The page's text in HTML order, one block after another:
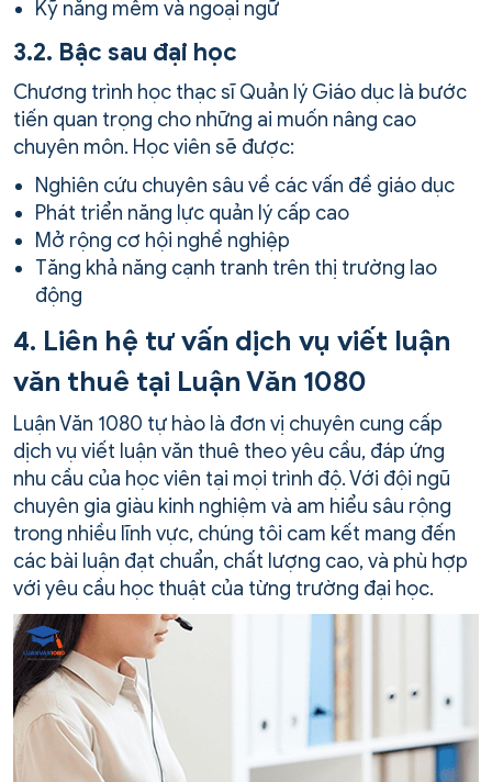
Kỹ năng mềm và ngoại ngữ
3.2. Bậc sau đại học
Chương trình học thạc sĩ Quản lý Giáo dục là bước
tiến quan trọng cho những ai muốn nâng cao
chuyên môn. Học viên sẽ được:
Nghiên cứu chuyên sâu về các vấn đề giáo dục
Phát triển năng lực quản lý cấp cao
Mở rộng cơ hội nghề nghiệp
Tăng khả năng cạnh tranh trên thị trường lao
động
4. Liên hệ tư vấn dịch vụ viết luận
văn thuê tại Luận Văn 1080
Luận Văn 1080 tự hào là đơn vị chuyên cung cấp
dịch vụ viết luận văn thuê theo yêu cầu, đáp ứng
nhu cầu của học viên tại mọi trình độ. Với đội ngũ
chuyên gia giàu kinh nghiệm và am hiểu sâu rộng
trong nhiều lĩnh vực, chúng tôi cam kết mang đến
các bài luận đạt chuẩn, chất lượng cao, và phù hợp
với yêu cầu học thuật của từng trường đại học.